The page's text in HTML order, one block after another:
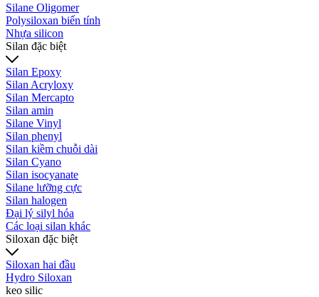
Silane Oligomer
Polysiloxan biến tính
Nhựa silicon
Silan đặc biệt
Silan Epoxy
Silan Acryloxy
Silan Mercapto
Silan amin
Silane Vinyl
Silan phenyl
Silan kiềm chuỗi dài
Silan Cyano
Silan isocyanate
Silane lưỡng cực
Silan halogen
Đại lý silyl hóa
Các loại silan khác
Siloxan đặc biệt
Siloxan hai đầu
Hydro Siloxan
keo silic